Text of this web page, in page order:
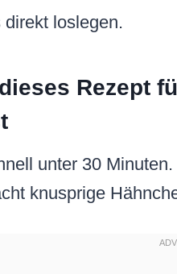
loslegen.
Rezept
unter 30
knusprige